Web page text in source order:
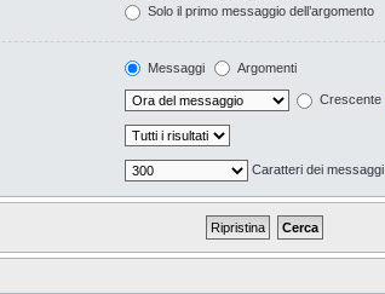
Solo il primo messaggio dell’argomento
Messaggi Argomenti
Crescente
Caratteri dei messaggi